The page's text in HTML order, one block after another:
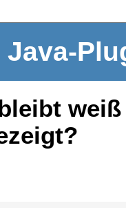
Java-